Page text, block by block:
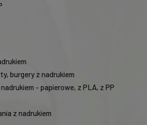
burgery z nadrukiem
- papierowe, z PLA, z PP
z nadrukiem